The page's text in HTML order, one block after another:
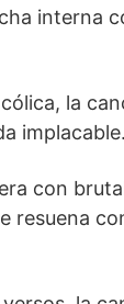
interna
la
implacable.
con